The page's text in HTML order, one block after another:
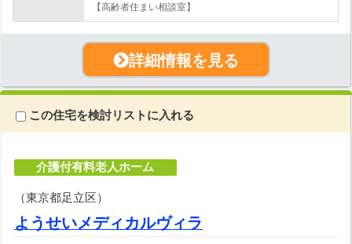
【高齢者住まい相談室】
詳細情報を見る
この住宅を検討リストに入れる
介護付有料老人ホーム
（東京都足立区）
ようせいメディカルヴィラ